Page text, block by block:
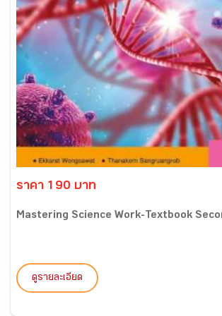
ราคา 190 บาท
Mastering Science Work-Textbook
ดูรายละเอียด